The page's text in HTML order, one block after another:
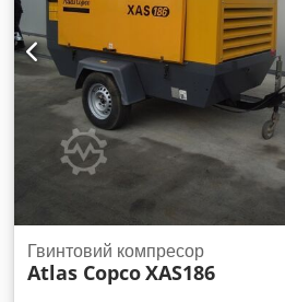
Гвинтовий компресор
Atlas CopcoXAS186